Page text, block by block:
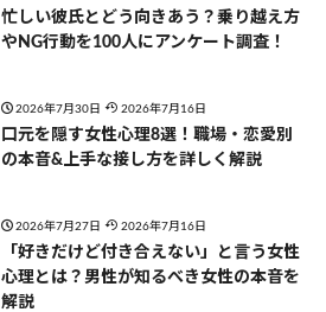
忙しい彼氏とどう向きあう？乗り越え方
やNG行動を100人にアンケート調査！
2026年7月30日 2026年7月16日
口元を隠す女性心理8選！職場・恋愛別
の本音&上手な接し方を詳しく解説
2026年7月27日 2026年7月16日
「好きだけど付き合えない」と言う女性
心理とは？男性が知るべき女性の本音を
解説